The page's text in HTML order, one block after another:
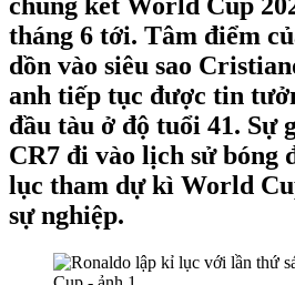
tháng 6 tới. Tâm điểm
dồn vào siêu sao
anh tiếp tục được tin
đầu tàu ở độ tuổi 41. Sự
CR7 đi vào lịch sử bóng
lục tham dự kì World
sự nghiệp.